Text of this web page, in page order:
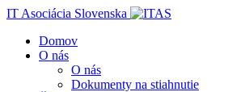
IT Asociácia Slovenska
Domov
O nás
O nás
Dokumenty na stiahnutie